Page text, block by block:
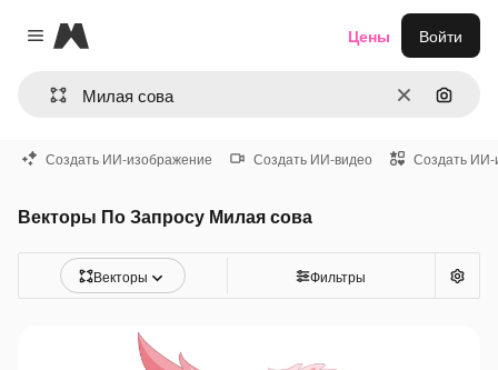
Close menu
Magnific
ОчиститьПоиск
Цены Войти
Создать ИИ-изображение Создать ИИ-видео Создать ИИ-
Векторы По Запросу Милая сова
Векторы Фильтры